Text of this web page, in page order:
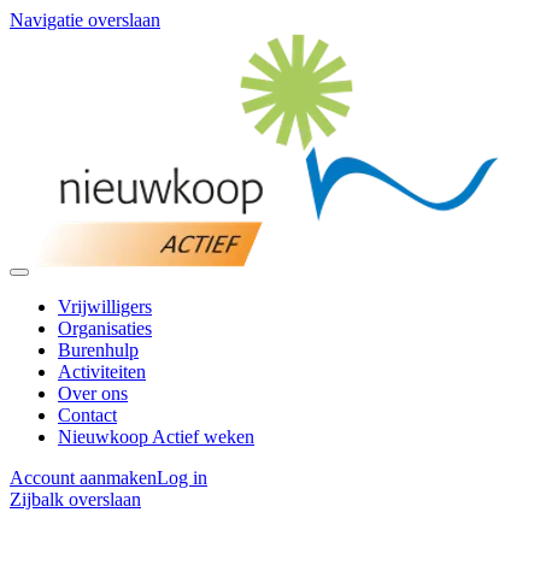
Navigatie overslaan
Vrijwilligers
Organisaties
Burenhulp
Activiteiten
Over ons
Contact
Nieuwkoop Actief weken
Account aanmakenLog in
Zijbalk overslaan